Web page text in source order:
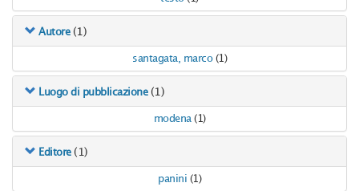
Autore (1)
santagata, marco (1)
Luogo di pubblicazione (1)
modena (1)
Editore (1)
panini (1)